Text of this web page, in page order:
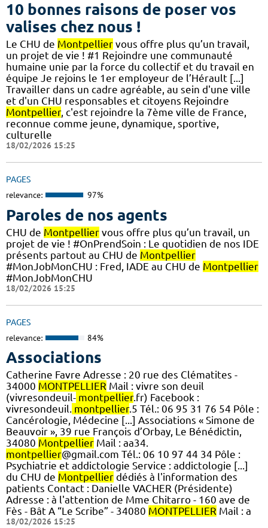
10 bonnes raisons de poser vos
valises chez nous !
Le CHU de Montpellier vous offre plus qu’un travail,
un projet de vie ! #1 Rejoindre une communauté
humaine unie par la force du collectif et du travail en
équipe Je rejoins le 1er employeur de l’Hérault [...]
Travailler dans un cadre agréable, au sein d'une ville
et d'un CHU responsables et citoyens Rejoindre
Montpellier, c'est rejoindre la 7ème ville de France,
reconnue comme jeune, dynamique, sportive,
culturelle
18/02/2026 15:25
PAGES
relevance: 97%
Paroles de nos agents
CHU de Montpellier vous offre plus qu’un travail, un
projet de vie ! #OnPrendSoin : Le quotidien de nos IDE
présents partout au CHU de Montpellier
#MonJobMonCHU : Fred, IADE au CHU de Montpellier
#MonJobMonCHU
18/02/2026 15:25
PAGES
relevance: 84%
Associations
Catherine Favre Adresse : 20 rue des Clématites -
34000 MONTPELLIER Mail : vivre son deuil
(vivresondeuil- montpellier.fr) Facebook :
vivresondeuil. montpellier.5 Tél.: 06 95 31 76 54 Pôle :
Cancérologie, Médecine [...] Associations « Simone de
Beauvoir », 39 rue François d’Orbay, Le Bénédictin,
34080 Montpellier Mail : aa34.
montpellier@gmail.com Tél.: 06 10 97 44 34 Pôle :
Psychiatrie et addictologie Service : addictologie [...]
du CHU de Montpellier dédiés à l'information des
patients Contact : Danielle VACHER (Présidente)
Adresse : à l'attention de Mme Chitarro - 160 ave de
Fès - Bât A “Le Scribe” - 34080 MONTPELLIER Mail : a
18/02/2026 15:25